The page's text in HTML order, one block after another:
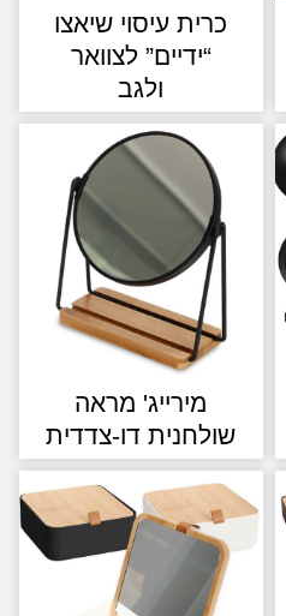
כרית עיסוי שיאצו
“ידיים” לצוואר
מירייג' מראה
שולחנית דו-צדדית